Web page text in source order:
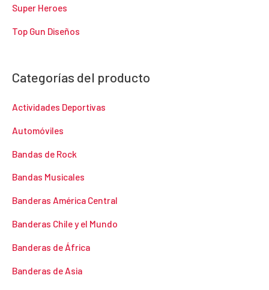
Super Heroes
Top Gun Diseños
Categorías del producto
Actividades Deportivas
Automóviles
Bandas de Rock
Bandas Musicales
Banderas América Central
Banderas Chile y el Mundo
Banderas de África
Banderas de Asia